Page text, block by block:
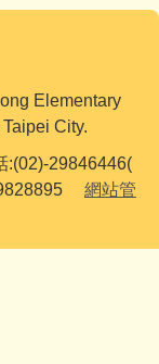
Elementary
City.
29846446(
網站管